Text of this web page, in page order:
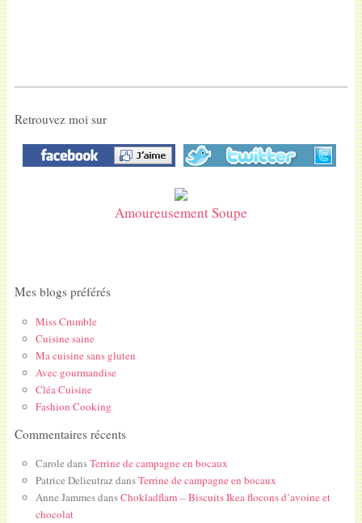
Retrouvez moi sur
Amoureusement Soupe
Mes blogs préférés
Miss Crumble
Cuisine saine
Ma cuisine sans gluten
Avec gourmandise
Cléa Cuisine
Fashion Cooking
Commentaires récents
Carole dansTerrine de campagne en bocaux
Patrice DelieutrazdansTerrine de campagne en bocaux
Anne JammesdansChokladflarn – Biscuits Ikea flocons d’avoine et
chocolat